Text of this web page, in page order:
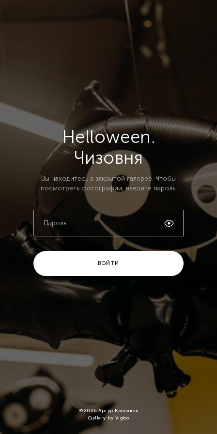
Helloween.
Чизовня
Вы находитесь в закрытой галерее. Чтобы
посмотреть фотографии, введите пароль.
ВОЙТИ
©2026 Артур Кровяков
Gallery by Vigbo